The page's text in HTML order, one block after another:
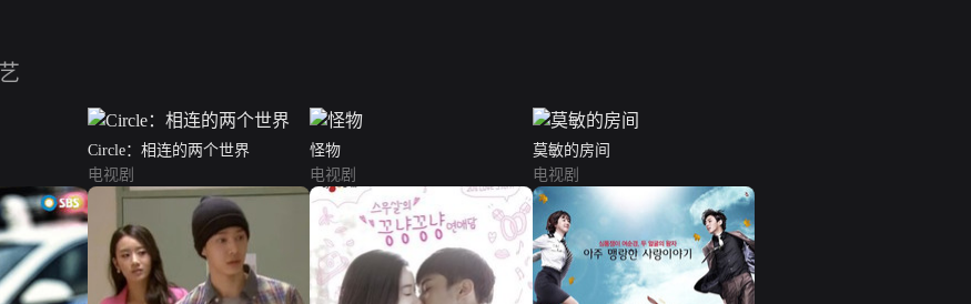
Circle：相连的两个世界
电视剧
怪物
电视剧
莫敏的房间
电视剧